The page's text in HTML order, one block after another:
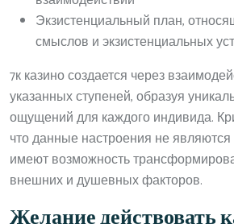
Экзистенциальный план,
смыслов и экзистенциальных
7к казино создается через
указанных ступеней, образуя
ощущений для каждого индивида.
что данные настроения не
имеют возможность
внешних и душевных факторов.